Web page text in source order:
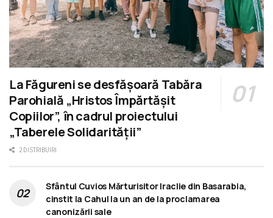
La Făgureni se desfășoară Tabăra
Parohială „Hristos Împărtășit
Copiilor”, în cadrul proiectului
„Taberele Solidarității”
2 DISTRIBUIRI
Sfântul Cuvios Mărturisitor Iraclie din Basarabia,
cinstit la Cahul la un an de la proclamarea
canonizării sale